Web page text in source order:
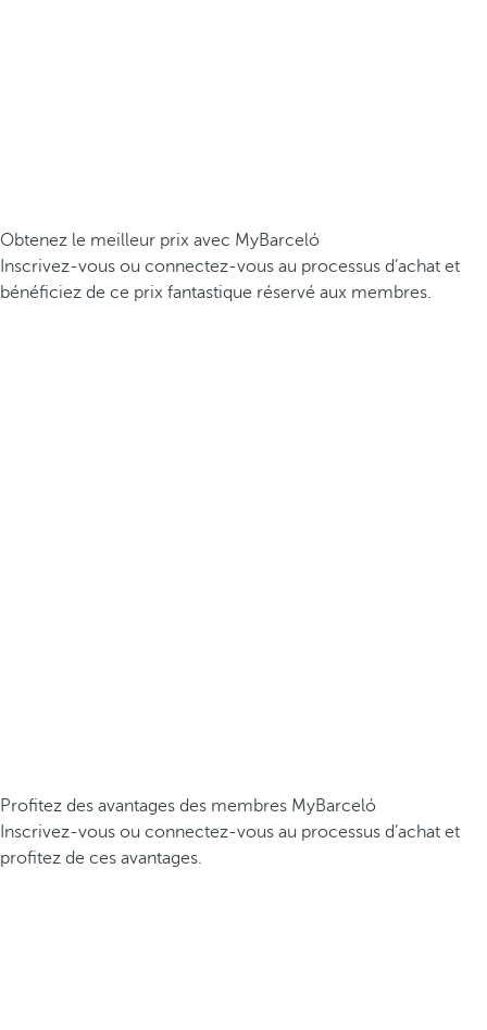
Obtenez le meilleur prix avec MyBarceló
Inscrivez-vous ou connectez-vous au processus d’achat et
bénéficiez de ce prix fantastique réservé aux membres.
Profitez des avantages des membres MyBarceló
Inscrivez-vous ou connectez-vous au processus d’achat et
profitez de ces avantages.